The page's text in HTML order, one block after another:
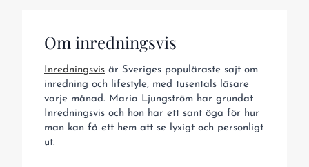
Om inredningsvis
Inredningsvis är Sveriges populäraste sajt om
inredning och lifestyle, med tusentals läsare
varje månad. Maria Ljungström har grundat
Inredningsvis och hon har ett sant öga för hur
man kan få ett hem att se lyxigt och personligt
ut.